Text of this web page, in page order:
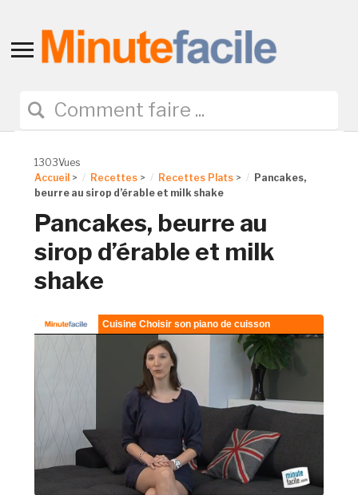
Toggle
navigation
1303Vues
Accueil > Recettes > Recettes Plats >
Pancakes,
beurre au sirop d’érable et milk shake
Pancakes, beurre au
sirop d’érable et milk
shake